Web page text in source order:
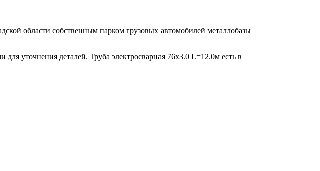
области собственным парком грузовых автомобилей металлобазы
уточнения деталей. Труба электросварная 76х3.0 L=12.0м есть в